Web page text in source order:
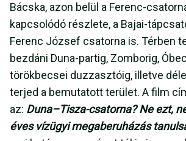
Bácska, azon belül a Ferenc-
kapcsolódó részlete, a Bajai-
Ferenc József csatorna is. Térben
bezdáni Duna-partig, Zomborig,
törökbecsei duzzasztóig, illetve
terjed a bemutatott terület. A film
az: Duna–Tisza-csatorna? Ne ezt,
éves vízügyi megaberuházás